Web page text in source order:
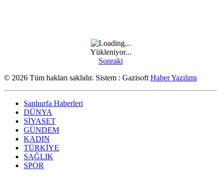
Yükleniyor...
Sonraki
© 2026 Tüm hakları saklıdır. Sistem : Gazisoft Haber Yazılımı
Şanlıurfa Haberleri
DÜNYA
SİYASET
GÜNDEM
KADIN
TÜRKİYE
SAĞLIK
SPOR